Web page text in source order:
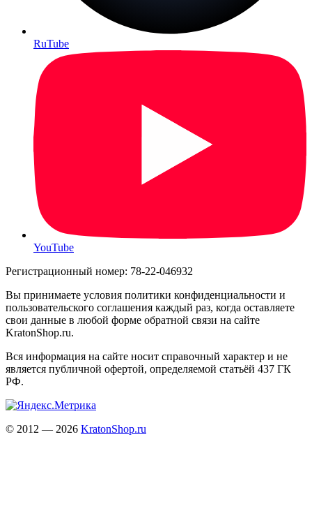
RuTube
YouTube
Регистрационный номер: 78-22-046932
Вы принимаете условия политики конфиденциальности и
пользовательского соглашения каждый раз, когда оставляете
свои данные в любой форме обратной связи на сайте
KratonShop.ru.
Вся информация на сайте носит справочный характер и не
является публичной офертой, определяемой статьёй 437 ГК
РФ.
© 2012 — 2026 KratonShop.ru